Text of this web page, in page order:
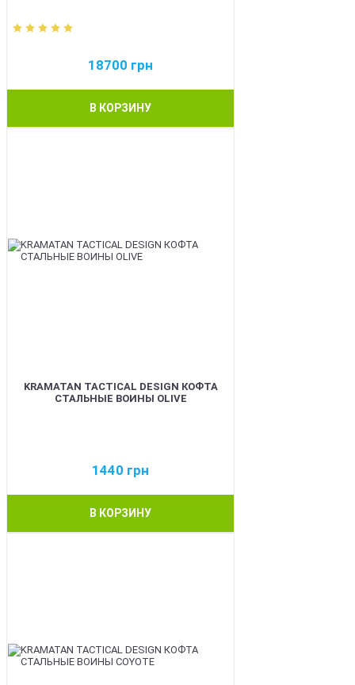
18700 грн
В КОРЗИНУ
KRAMATAN TACTICAL DESIGN КОФТА
СТАЛЬНЫЕ ВОИНЫ OLIVE
1440 грн
В КОРЗИНУ